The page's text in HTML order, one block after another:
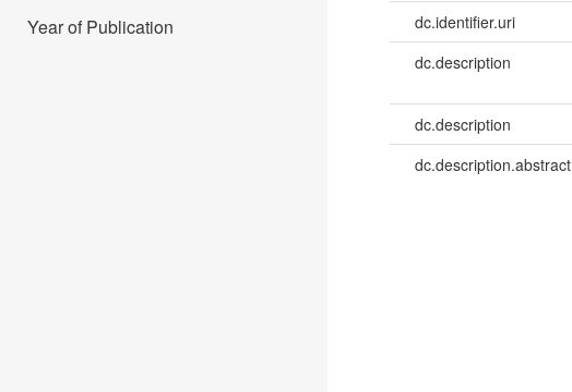
Year of Publication
dc.identifier.uri
dc.description
dc.description
dc.description.abstract